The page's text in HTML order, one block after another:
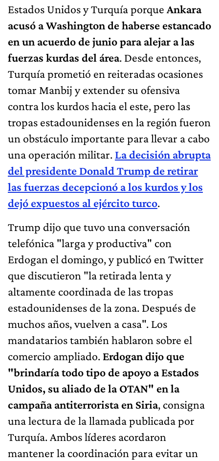
Estados Unidos y Turquía porque Ankara
acusó a Washington de haberse estancado
en un acuerdo de junio para alejar a las
fuerzas kurdas del área. Desde entonces,
Turquía prometió en reiteradas ocasiones
tomar Manbij y extender su ofensiva
contra los kurdos hacia el este, pero las
tropas estadounidenses en la región fueron
un obstáculo importante para llevar a cabo
una operación militar. La decisión abrupta
del presidente Donald Trump de retirar
las fuerzas decepcionó a los kurdos y los
dejó expuestos al ejército turco.
Trump dijo que tuvo una conversación
telefónica "larga y productiva" con
Erdogan el domingo, y publicó en Twitter
que discutieron "la retirada lenta y
altamente coordinada de las tropas
estadounidenses de la zona. Después de
muchos años, vuelven a casa". Los
mandatarios también hablaron sobre el
comercio ampliado. Erdogan dijo que
"brindaría todo tipo de apoyo a Estados
Unidos, su aliado de la OTAN" en la
campaña antiterrorista en Siria, consigna
una lectura de la llamada publicada por
Turquía. Ambos líderes acordaron
mantener la coordinación para evitar un